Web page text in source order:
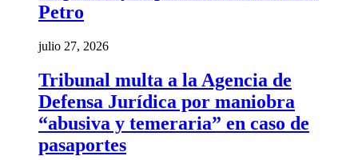
Petro
julio 27, 2026
Tribunal multa a la Agencia de
Defensa Jurídica por maniobra
“abusiva y temeraria” en caso de
pasaportes